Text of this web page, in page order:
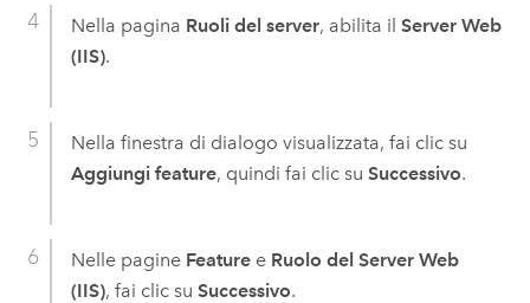
Nella pagina Ruoli del server, abilita il Server Web
(IIS).
Nella finestra di dialogo visualizzata, fai clic su
Aggiungi feature, quindi fai clic su Successivo.
Nelle pagine Featuree Ruolo del Server Web
(IIS), fai clic su Successivo.